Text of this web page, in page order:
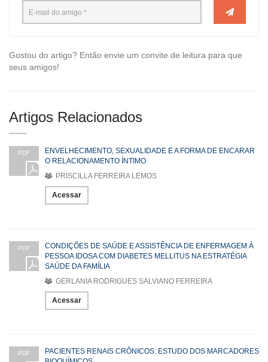
Gostou do artigo? Então envie um convite de leitura para que
seus amigos!
Artigos Relacionados
PDF
ENVELHECIMENTO, SEXUALIDADE E A FORMA DE ENCARAR
O RELACIONAMENTO ÍNTIMO
PRISCILLA FERREIRA LEMOS
Acessar
PDF
CONDIÇÕES DE SAÚDE E ASSISTÊNCIA DE ENFERMAGEM À
PESSOA IDOSA COM DIABETES MELLITUS NA ESTRATÉGIA
SAÚDE DA FAMÍLIA
GERLANIA RODRIGUES SALVIANO FERREIRA
Acessar
PDF
PACIENTES RENAIS CRÔNICOS: ESTUDO DOS MARCADORES